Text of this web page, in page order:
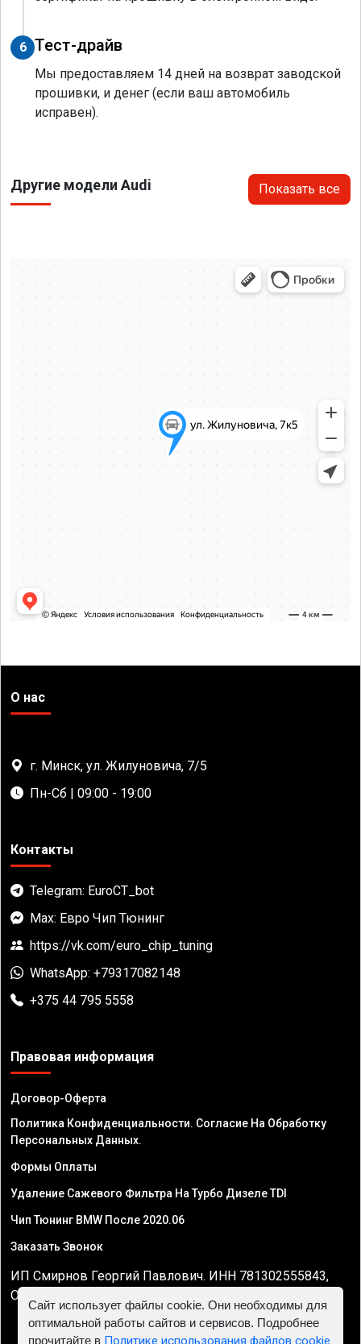
6 Тест-драйв
Мы предоставляем 14 дней на возврат заводской
прошивки, и денег (если ваш автомобиль
исправен).
Другие модели Audi Показать все
О нас
г. Минск, ул. Жилуновича, 7/5
Пн-Сб | 09:00 - 19:00
Контакты
Telegram: EuroCT_bot
Max: Евро Чип Тюнинг
https://vk.com/euro_chip_tuning
WhatsApp: +79317082148
+375 44 795 5558
Правовая информация
Договор-Оферта
Политика Конфиденциальности. Согласие На Обработку
Персональных Данных.
Формы Оплаты
Удаление Сажевого Фильтра На Турбо Дизеле TDI
Чип Тюнинг BMW После 2020.06
Заказать Звонок
ИП Смирнов Георгий Павлович. ИНН 781302555843,
ОГРНИП 324470400032610
Сайт использует файлы cookie. Они необходимы для
оптимальной работы сайтов и сервисов. Подробнее
прочитайте в Политике использования файлов cookie